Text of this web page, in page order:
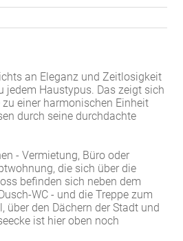
an Eleganz und Zeitlosigkeit
jedem Haustypus. Das zeigt sich
einer harmonischen Einheit
durch seine durchdachte
- Vermietung, Büro oder
die sich über die
befinden sich neben dem
WC - und die Treppe zum
den Dächern der Stadt und
ist hier oben noch